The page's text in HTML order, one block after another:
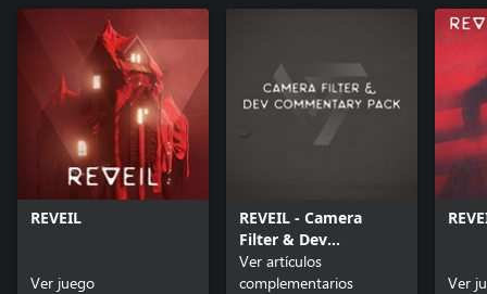
REVEIL
Ver juego
REVEIL - Camera
Filter & Dev
Commentary Pack
Ver artículos
complementarios
Ver